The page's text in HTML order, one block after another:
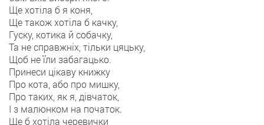
Ще хотіла б я коня,
Ще також хотіла б качку,
Гуску, котика й собачку,
Та не справжніх, тільки цяцьку,
Щоб не їли забагацько.
Принеси цікаву книжку
Про кота, або про мишку,
Про таких, як я, дівчаток,
І з малюнком на початок.
Ще б хотіла черевички